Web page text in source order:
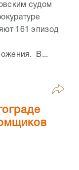
судом
161 эпизод
В...